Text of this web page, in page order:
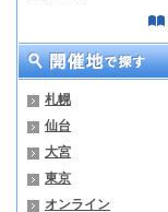
札幌
仙台
大宮
東京
オンライン